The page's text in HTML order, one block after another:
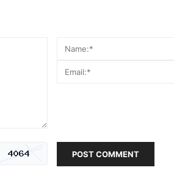
POST COMMENT